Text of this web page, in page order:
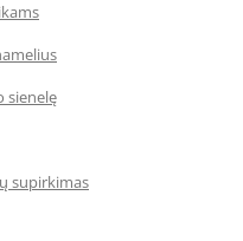
sienelę
supirkimas